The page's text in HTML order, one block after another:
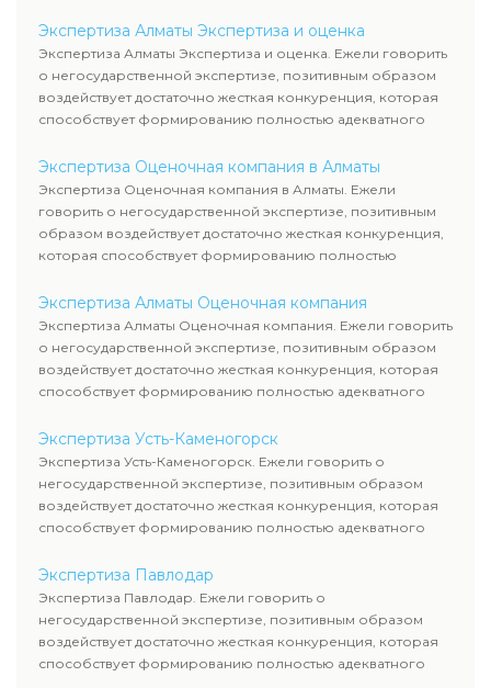
Экспертиза Алматы Экспертиза и оценка
Экспертиза Алматы Экспертиза и оценка. Ежели говорить
о негосударственной экспертизе, позитивным образом
воздействует достаточно жесткая конкуренция, которая
способствует формированию полностью адекватного
Экспертиза Оценочная компания в Алматы
Экспертиза Оценочная компания в Алматы. Ежели
говорить о негосударственной экспертизе, позитивным
образом воздействует достаточно жесткая конкуренция,
которая способствует формированию полностью
Экспертиза Алматы Оценочная компания
Экспертиза Алматы Оценочная компания. Ежели говорить
о негосударственной экспертизе, позитивным образом
воздействует достаточно жесткая конкуренция, которая
способствует формированию полностью адекватного
Экспертиза Усть-Каменогорск
Экспертиза Усть-Каменогорск. Ежели говорить о
негосударственной экспертизе, позитивным образом
воздействует достаточно жесткая конкуренция, которая
способствует формированию полностью адекватного
Экспертиза Павлодар
Экспертиза Павлодар. Ежели говорить о
негосударственной экспертизе, позитивным образом
воздействует достаточно жесткая конкуренция, которая
способствует формированию полностью адекватного